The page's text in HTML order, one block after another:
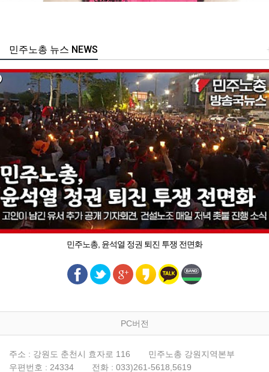
주노총 뉴스 NEWS
민주노총, 윤석열 정권 퇴진 투쟁 전면화
PC버전
주소 : 강원도 춘천시 효자로 116
민주노총 강원지역본부
우편번호 : 24334
전화 : 033)261-5618,5619